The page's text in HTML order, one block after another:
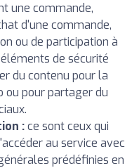
une commande,
d'une commande,
ou de participation à
de sécurité
du contenu pour la
ou pour partager du
:ce sont ceux qui
au service avec
prédéfinies en